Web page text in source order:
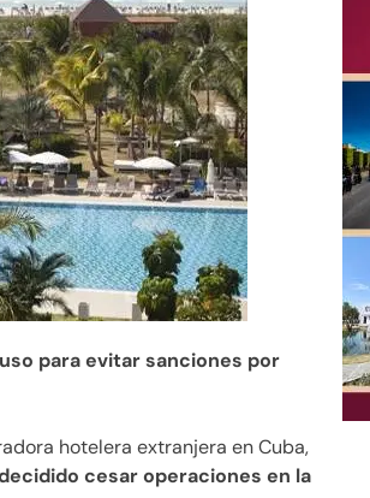
para evitar sanciones por
hotelera extranjera en Cuba,
cesar operaciones en la